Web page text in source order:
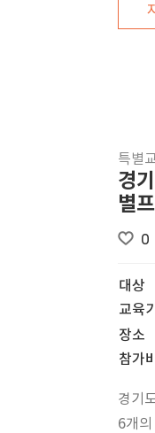
특별
경
별
0
대상
교육
장소
참가비
경기
6개